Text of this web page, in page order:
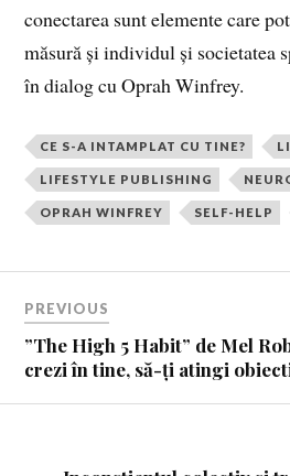
conectarea sunt elemente care
măsură și individul și societatea
în dialog cu Oprah Winfrey.
CE S-A INTAMPLAT CU TINE?
LIFESTYLE PUBLISHING
OPRAH WINFREY SELF-HELP
PREVIOUS
”The High 5 Habit” de Mel
crezi în tine, să-ți atingi